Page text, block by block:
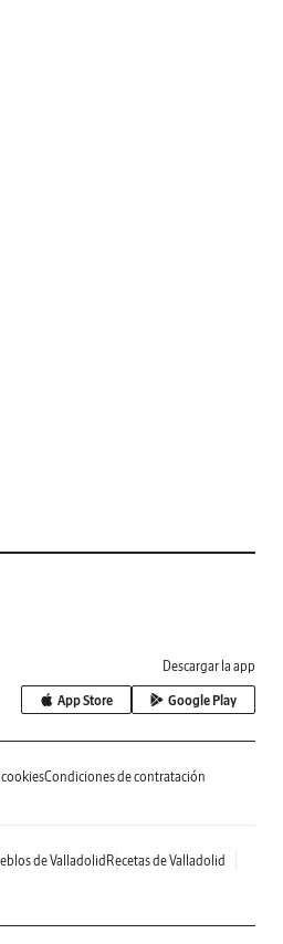
Descargar la app
App Store Google Play
Condiciones de contratación
de Valladolid Recetas de Valladolid